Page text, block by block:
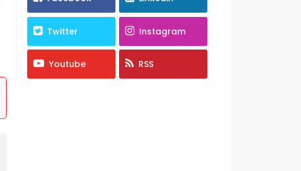
Twitter Instagram
Youtube RSS